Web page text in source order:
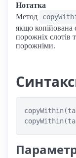
Нотатка
Метод
якщо копійована
порожніх слотів
порожніми.